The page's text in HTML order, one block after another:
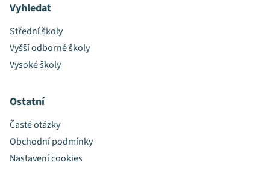
Vyhledat
Střední školy
Vyšší odborné školy
Vysoké školy
Ostatní
Časté otázky
Obchodní podmínky
Nastavení cookies